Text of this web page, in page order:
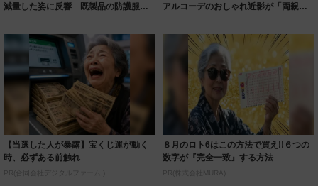
減量した姿に反響 既製品の防護服が
アルコーデのおしゃれ近影が「両親の
【当選した人が暴露】宝くじ運が動く
時、必ずある前触れ
PR(合同会社デジタルファーム )
８月のロト6はこの方法で買え!!６つの
数字が『完全一致』する方法
PR(株式会社MURA)